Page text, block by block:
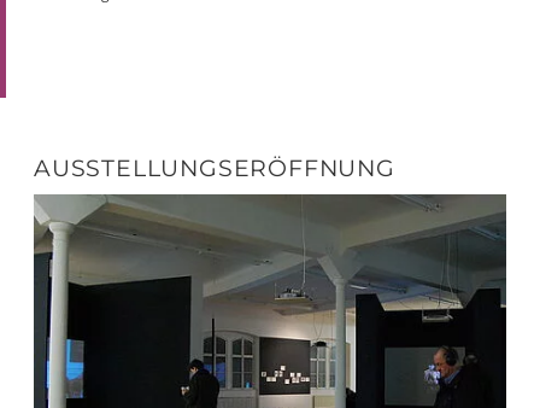
AUSSTELLUNGSERÖFFNUNG